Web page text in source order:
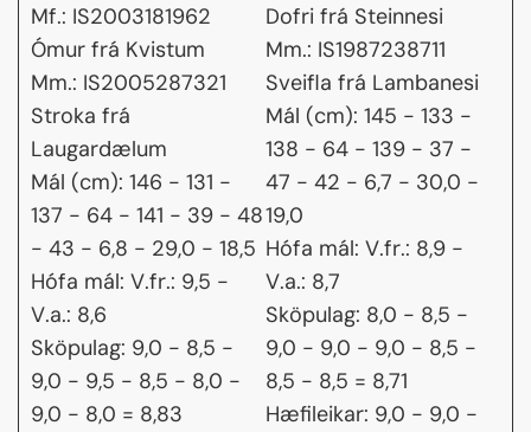
Mf.: IS2003181962
Ómur frá Kvistum
Mm.: IS2005287321
Stroka frá
Laugardælum
Mál (cm): 146 - 131 -
137 - 64 - 141 - 39 - 48
- 43 - 6,8 - 29,0 - 18,5
Hófa mál: V.fr.: 9,5 -
V.a.: 8,6
Sköpulag: 9,0 - 8,5 -
9,0 - 9,5 - 8,5 - 8,0 -
9,0 - 8,0 = 8,83
Dofri frá Steinnesi
Mm.: IS1987238711
Sveifla frá Lambanesi
Mál (cm): 145 - 133 -
138 - 64 - 139 - 37 -
47 - 42 - 6,7 - 30,0 -
19,0
Hófa mál: V.fr.: 8,9 -
V.a.: 8,7
Sköpulag: 8,0 - 8,5 -
9,0 - 9,0 - 9,0 - 8,5 -
8,5 - 8,5 = 8,71
Hæfileikar: 9,0 - 9,0 -